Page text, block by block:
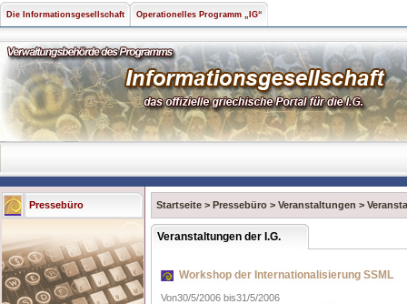
Die Informationsgesellschaft Operationelles Programm „IG“
Pressebüro Startseite > Pressebüro > Veranstaltungen >
Veranstaltungen der I.G.
Workshop der Internationalisierung SSML
Von30/5/2006 bis31/5/2006